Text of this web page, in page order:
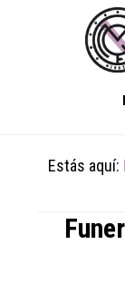
Estás aquí: